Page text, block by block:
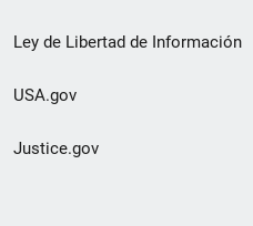
Ley de Libertad de Información
USA.gov
Justice.gov